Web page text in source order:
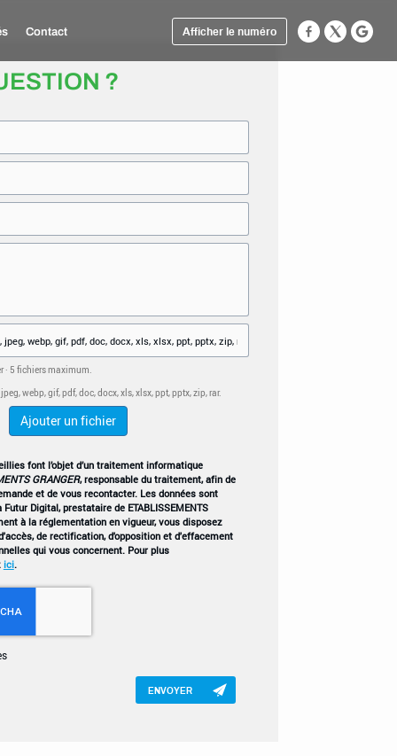
Contact Afficher le numéro
?
· 5 fichiers maximum.
webp, gif, pdf, doc, docx, xls, xlsx, ppt, pptx, zip, rar.
Ajouter un fichier
font l’objet d’un traitement informatique
GRANGER, responsable du traitement, afin de
et de vous recontacter. Les données sont
Digital, prestataire de ETABLISSEMENTS
à la réglementation en vigueur, vous disposez
de rectification, d'opposition et d'effacement
qui vous concernent. Pour plus
ici.